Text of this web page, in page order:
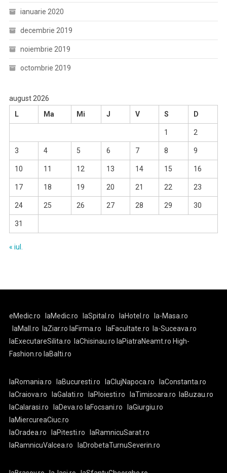
ianuarie 2020
decembrie 2019
noiembrie 2019
octombrie 2019
august 2026
L
Ma Mi J V S D
1 2
3 4 5 6 7 8 9
10 11 12 13 14 15 16
17 18 19 20 21 22 23
24 25 26 27 28 29 30
31
« iul.
eMedic.ro laMedic.ro laSpital.ro laHotel.ro
la-Masa.ro
laMall.ro
laZiar.ro laFirma.ro laFacultate.ro
la-Suceava.ro
laExecutareSilita.ro
laChisinau.ro laPiatraNeamt.ro High-
Fashion.ro laBalti.ro
laRomania.ro laBucuresti.ro laClujNapoca.ro
laConstanta.ro
laCraiova.ro
laGalati.ro laPloiesti.ro laTimisoara.ro
laBuzau.ro
laCalarasi.ro
laDeva.ro laFocsani.ro
laGiurgiu.ro
laMiercureaCiuc.ro
laOradea.ro
laPitesti.ro
laRamnicuSarat.ro
laRamnicuValcea.ro
laDrobetaTurnuSeverin.ro